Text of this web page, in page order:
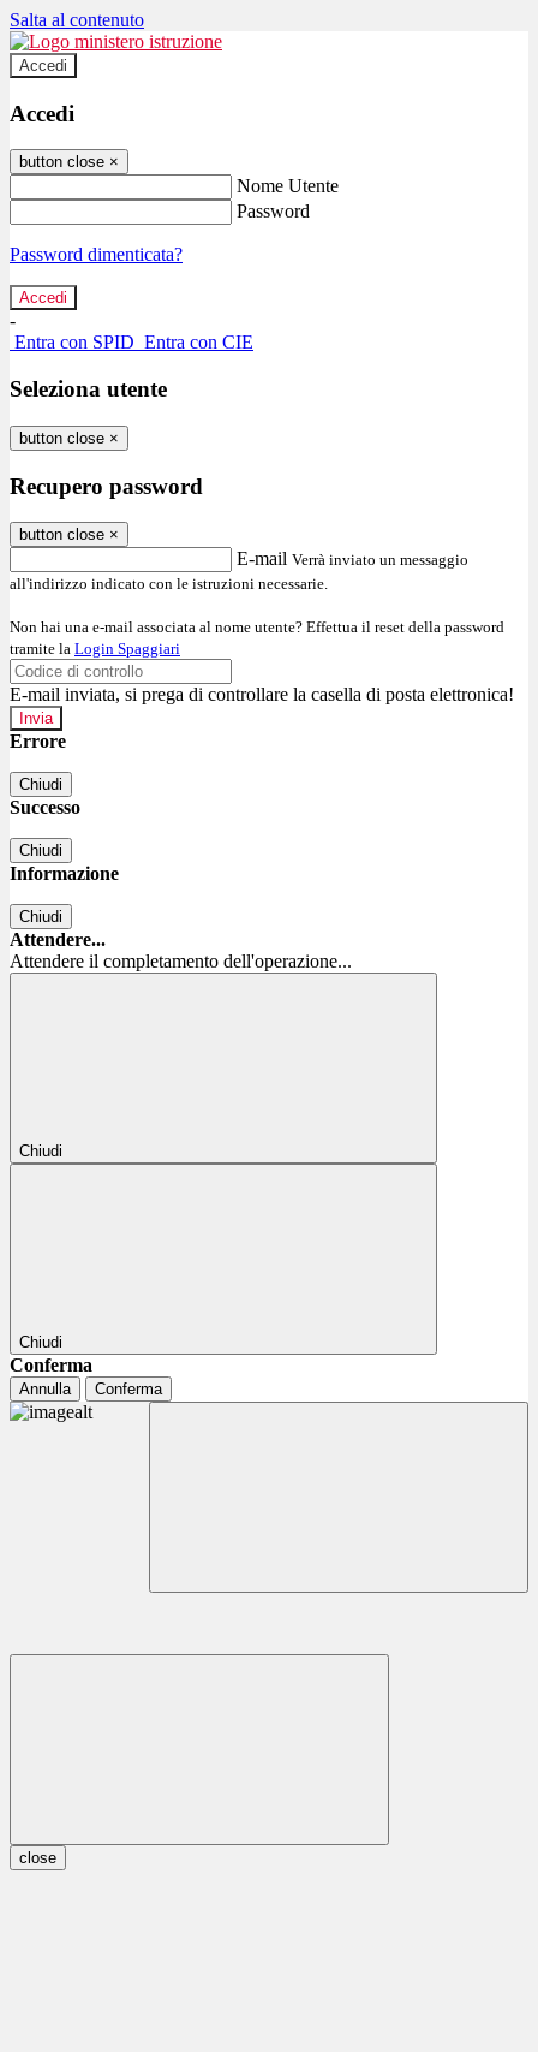
Salta al contenuto
Accedi
Accedi
button close ×
Nome Utente
Password
Password dimenticata?
-
Entra con SPID Entra con CIE
Seleziona utente
button close ×
Recupero password
button close ×
E-mail Verrà inviato un messaggio
all'indirizzo indicato con le istruzioni necessarie.
Non hai una e-mail associata al nome utente? Effettua il reset della password
tramite la Login Spaggiari
E-mail inviata, si prega di controllare la casella di posta elettronica!
Errore
Chiudi
Successo
Chiudi
Informazione
Chiudi
Attendere...
Attendere il completamento dell'operazione...
Chiudi
Chiudi
Conferma
Annulla Conferma
close